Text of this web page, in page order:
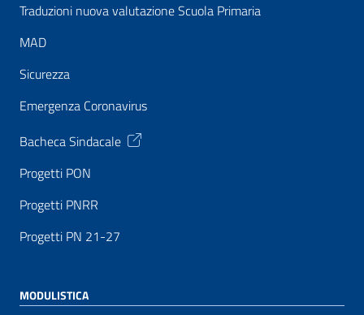
Traduzioni nuova valutazione Scuola Primaria
MAD
Sicurezza
Emergenza Coronavirus
Bacheca Sindacale
Progetti PON
Progetti PNRR
Progetti PN 21-27
MODULISTICA